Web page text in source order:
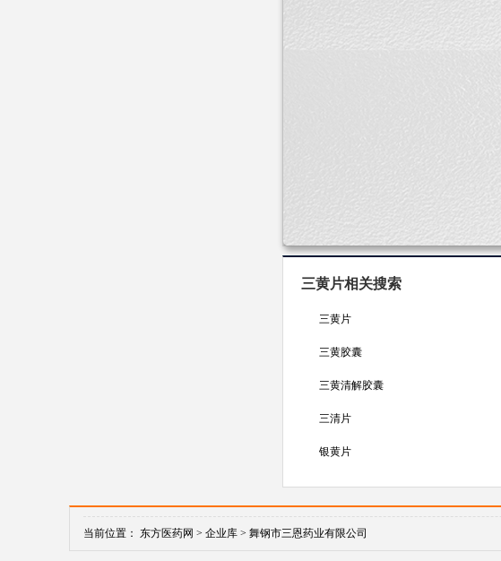
成 份：大黄、黄苓浸膏、盐酸小
三黄片相关搜索
三黄片
三黄胶囊
三黄清解胶囊
三清片
银黄片
当前位置： 东方医药网 > 企业库 > 舞钢市三恩药业有限公司